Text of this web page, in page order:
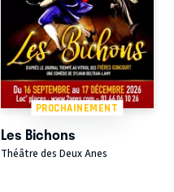
PROCHAINEMENT
Les Bichons
Théâtre des Deux Anes